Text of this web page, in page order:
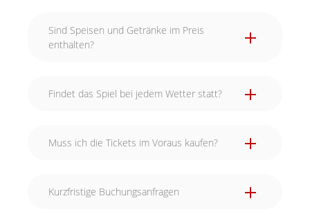
Sind Speisen und Getränke im Preis
enthalten?
Findet das Spiel bei jedem Wetter statt?
Muss ich die Tickets im Voraus kaufen?
Kurzfristige Buchungsanfragen